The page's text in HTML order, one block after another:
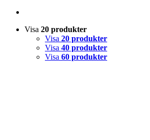
Visa 20 produkter
Visa 20 produkter
Visa 40 produkter
Visa 60 produkter